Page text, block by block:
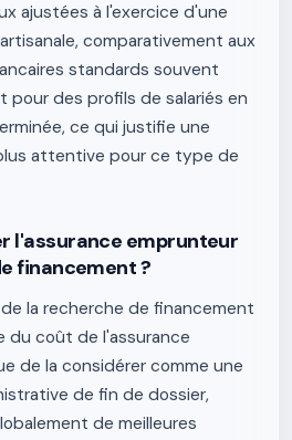
ajustées à l'exercice d'une
comparativement aux
standards souvent
pour des profils de salariés en
ce qui justifie une
attentive pour ce type de
l'assurance emprunteur
financement ?
la recherche de financement
du coût de l'assurance
de la considérer comme une
de fin de dossier,
de meilleures